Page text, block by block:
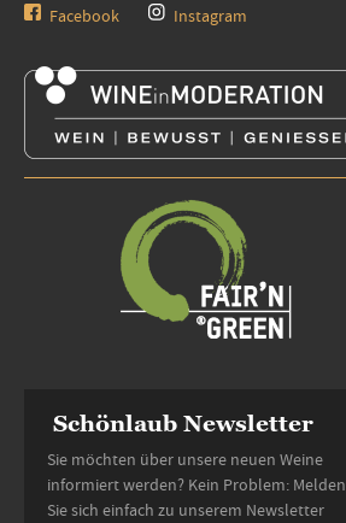
Facebook Instagram
Schönlaub Newsletter
Sie möchten über unsere neuen Weine
informiert werden? Kein Problem: Melden
Sie sich einfach zu unserem Newsletter